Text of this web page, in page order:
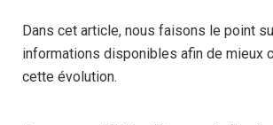
Dans cet article, nous faisons le point
informations disponibles afin de mieux
cette évolution.